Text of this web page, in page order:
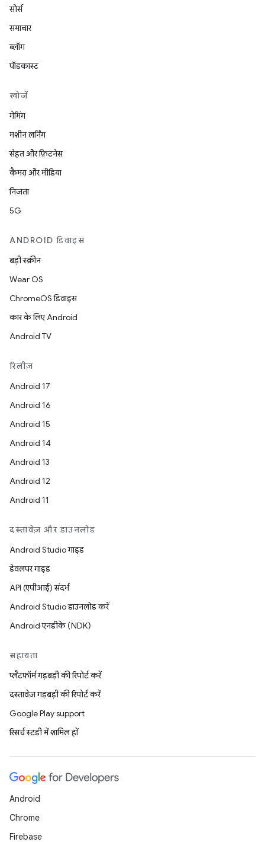
सोर्स
समाचार
ब्लॉग
पॉडकास्ट
खोजें
गेमिंग
मशीन लर्निंग
सेहत और फ़िटनेस
कैमरा और मीडिया
निजता
5G
ANDROID डिवाइस
बड़ी स्क्रीन
Wear OS
ChromeOS डिवाइस
कार के लिए Android
Android TV
रिलीज़
Android 17
Android 16
Android 15
Android 14
Android 13
Android 12
Android 11
दस्तावेज़ और डाउनलोड
Android Studio गाइड
डेवलपर गाइड
API (एपीआई) संदर्भ
Android Studio डाउनलोड करें
Android एनडीके (NDK)
सहायता
प्लैटफ़ॉर्म गड़बड़ी की रिपोर्ट करें
दस्तावेज़ गड़बड़ी की रिपोर्ट करें
Google Play support
रिसर्च स्टडी में शामिल हों
Android
Chrome
Firebase